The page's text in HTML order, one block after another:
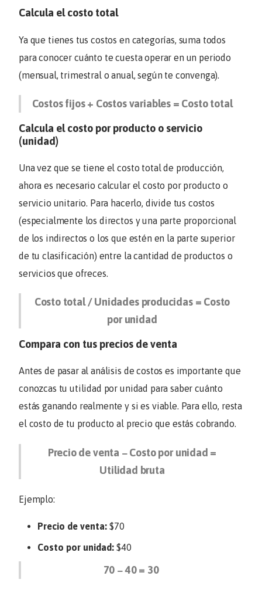
Calcula el costo total
Ya que tienes tus costos en categorías, suma todos
para conocer cuánto te cuesta operar en un periodo
(mensual, trimestral o anual, según te convenga).
Costos fijos + Costos variables = Costo total
Calcula el costo por producto o servicio
(unidad)
Una vez que se tiene el costo total de producción,
ahora es necesario calcular el costo por producto o
servicio unitario. Para hacerlo, divide tus costos
(especialmente los directos y una parte proporcional
de los indirectos o los que estén en la parte superior
de tu clasificación) entre la cantidad de productos o
servicios que ofreces.
Costo total / Unidades producidas = Costo
por unidad
Compara con tus precios de venta
Antes de pasar al análisis de costos es importante que
conozcas tu utilidad por unidad para saber cuánto
estás ganando realmente y si es viable. Para ello, resta
el costo de tu producto al precio que estás cobrando.
Precio de venta − Costo por unidad =
Utilidad bruta
Ejemplo:
Precio de venta: $70
Costo por unidad: $40
70 − 40 = 30